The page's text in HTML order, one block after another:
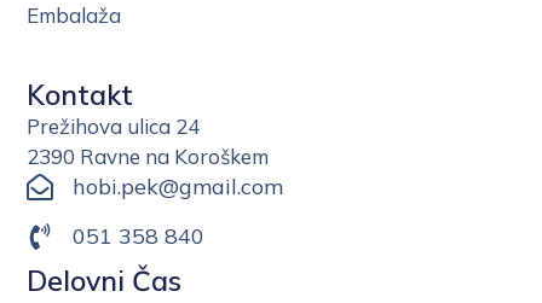
Embalaža
Kontakt
Prežihova ulica 24
2390 Ravne na Koroškem
hobi.pek@gmail.com
051 358 840
Delovni Čas